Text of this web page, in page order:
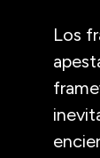
Los